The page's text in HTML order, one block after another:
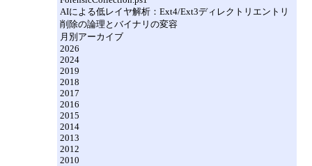
AIによる低レイヤ解析：Ext4/Ext3ディレクトリエントリ
削除の論理とバイナリの変容
月別アーカイブ
2026
2024
2019
2018
2017
2016
2015
2014
2013
2012
2010